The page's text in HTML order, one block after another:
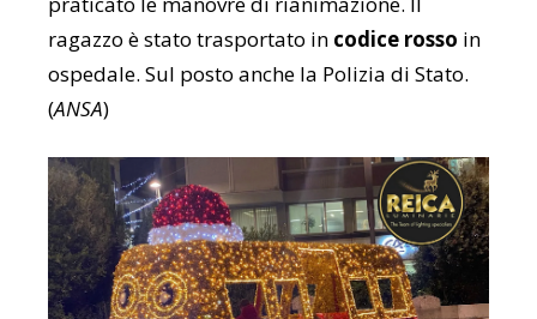
ragazzo è stato trasportato in codice rosso in
ospedale. Sul posto anche la Polizia di Stato.
(ANSA)